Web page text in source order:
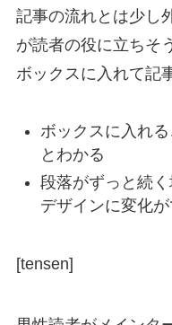
記事の流れとは少し
が読者の役に立ちそ
ボックスに入れて記
ボックスに入れ
とわかる
段落がずっと続
デザインに変化
[tensen]